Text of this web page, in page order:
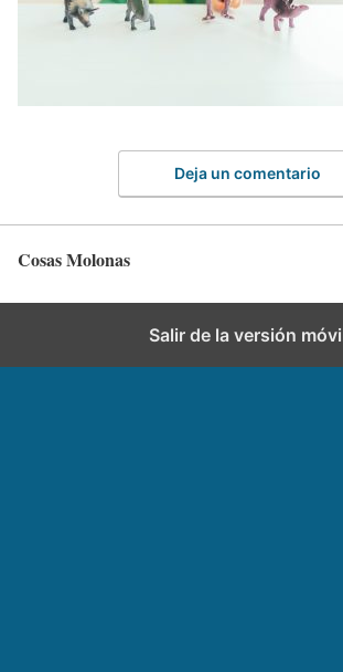
Deja un comentario
Cosas Molonas
Salir de la versión